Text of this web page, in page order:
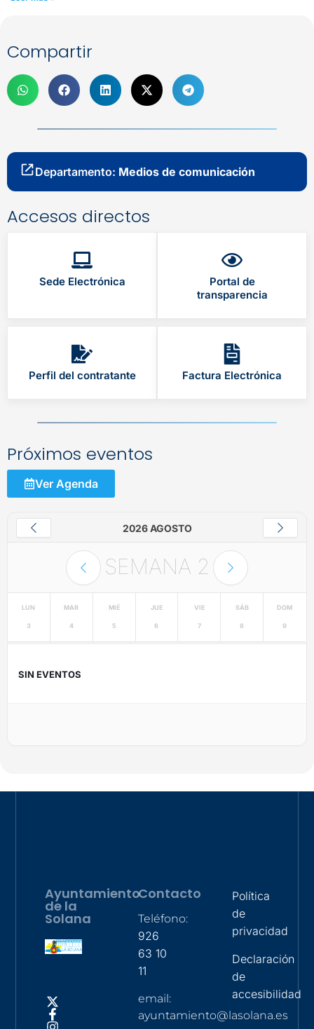
Compartir
Departamento: Medios de comunicación
Accesos directos
Sede Electrónica
Portal de
transparencia
Perfil del contratante Factura Electrónica
Próximos eventos
Ver Agenda
2026 AGOSTO
SEMANA 2
LUN
3
MAR
4
MIÉ
5
JUE
6
VIE
7
SÁB
8
DOM
9
SIN EVENTOS
Ayuntamiento
de la
Solana
Contacto
Teléfono:
926
63 10
11
email:
ayuntamiento@lasolana.es
Política
de
privacidad
Declaración
de
accesibilidad